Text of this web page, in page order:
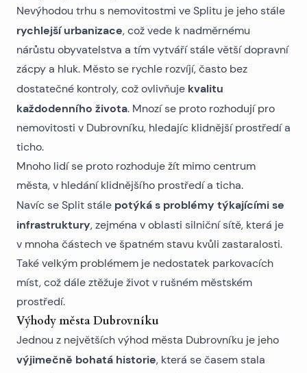
Nevýhodou trhu s nemovitostmi ve Splitu je jeho stále
rychlejší urbanizace, což vede k nadměrnému
nárůstu obyvatelstva a tím vytváří stále větší dopravní
zácpy a hluk. Město se rychle rozvíjí, často bez
dostatečné kontroly, což ovlivňuje kvalitu
každodenního života. Mnozí se proto rozhodují pro
nemovitosti v Dubrovníku, hledajíc klidnější prostředí a
ticho.
Mnoho lidí se proto rozhoduje žít mimo centrum
města, v hledání klidnějšího prostředí a ticha.
Navíc se Split stále potýká s problémy týkajícími se
infrastruktury, zejména v oblasti silniční sítě, která je
v mnoha částech ve špatném stavu kvůli zastaralosti.
Také velkým problémem je nedostatek parkovacích
míst, což dále ztěžuje život v rušném městském
prostředí.
Výhody města Dubrovníku
Jednou z největších výhod města Dubrovníku je jeho
výjimečně bohatá historie, která se časem stala